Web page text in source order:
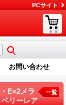
PCサイト
お問い合わせ
E×2メラ
リーレア
一覧